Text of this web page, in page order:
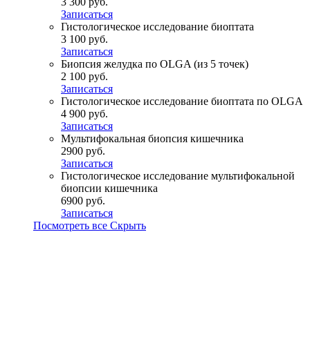
Записаться
Гистологическое исследование биоптата
3 100 руб.
Записаться
Биопсия желудка по OLGA (из 5 точек)
2 100 руб.
Записаться
Гистологическое исследование биоптата по OLGA
4 900 руб.
Записаться
Мультифокальная биопсия кишечника
2900 руб.
Записаться
Гистологическое исследование мультифокальной
биопсии кишечника
6900 руб.
Записаться
Посмотреть все Скрыть